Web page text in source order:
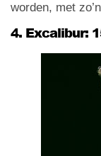
worden, met
4. Excalibur: